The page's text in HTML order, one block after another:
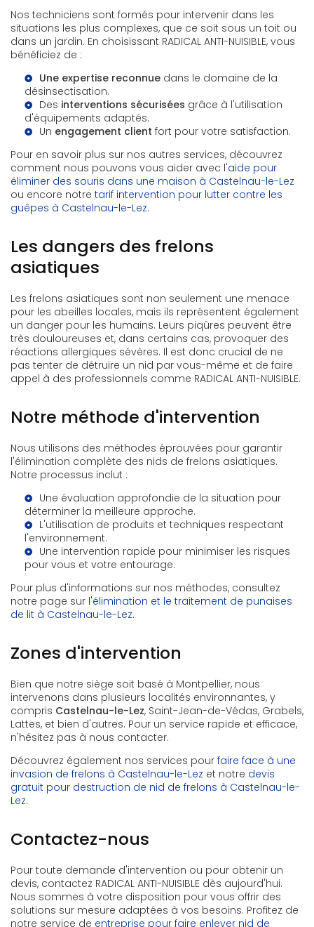
Nos techniciens sont formés pour intervenir dans les
situations les plus complexes, que ce soit sous un toit ou
dans un jardin. En choisissant RADICAL ANTI-NUISIBLE, vous
bénéficiez de :
Une expertise reconnue dans le domaine de la
désinsectisation.
Des interventions sécurisées grâce à l'utilisation
d'équipements adaptés.
Un engagement client fort pour votre satisfaction.
Pour en savoir plus sur nos autres services, découvrez
comment nous pouvons vous aider avec l'aide pour
éliminer des souris dans une maison à Castelnau-le-Lez
ou encore notre tarif intervention pour lutter contre les
guêpes à Castelnau-le-Lez.
Les dangers des frelons
asiatiques
Les frelons asiatiques sont non seulement une menace
pour les abeilles locales, mais ils représentent également
un danger pour les humains. Leurs piqûres peuvent être
très douloureuses et, dans certains cas, provoquer des
réactions allergiques sévères. Il est donc crucial de ne
pas tenter de détruire un nid par vous-même et de faire
appel à des professionnels comme RADICAL ANTI-NUISIBLE.
Notre méthode d'intervention
Nous utilisons des méthodes éprouvées pour garantir
l'élimination complète des nids de frelons asiatiques.
Notre processus inclut :
Une évaluation approfondie de la situation pour
déterminer la meilleure approche.
L'utilisation de produits et techniques respectant
l'environnement.
Une intervention rapide pour minimiser les risques
pour vous et votre entourage.
Pour plus d'informations sur nos méthodes, consultez
notre page sur l'élimination et le traitement de punaises
de lit à Castelnau-le-Lez.
Zones d'intervention
Bien que notre siège soit basé à Montpellier, nous
intervenons dans plusieurs localités environnantes, y
compris Castelnau-le-Lez, Saint-Jean-de-Védas, Grabels,
Lattes, et bien d'autres. Pour un service rapide et efficace,
n'hésitez pas à nous contacter.
Découvrez également nos services pour faire face à une
invasion de frelons à Castelnau-le-Lez et notre devis
gratuit pour destruction de nid de frelons à Castelnau-le-
Lez.
Contactez-nous
Pour toute demande d'intervention ou pour obtenir un
devis, contactez RADICAL ANTI-NUISIBLE dès aujourd'hui.
Nous sommes à votre disposition pour vous offrir des
solutions sur mesure adaptées à vos besoins. Profitez de
notre service de entreprise pour faire enlever nid de